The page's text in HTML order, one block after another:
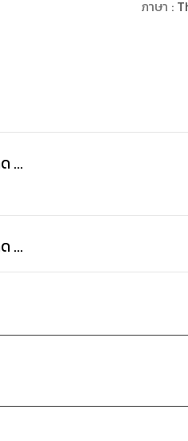
ได้ทำคดีที่เกี่ยวข้องกับหญิงสาว
กการที่นักสืบหนุ่มถูกคนร้ายท้า
ชอบสวมใส่แต่เสื้อผ้าแบบญี่ปุ่น
งอย่างไรตัวของคินดะอิจิเอง
ณ์ ที่ไม่ว่าคดีจะยุ่งยากเพียงใด เ
ภาษา :
...
...